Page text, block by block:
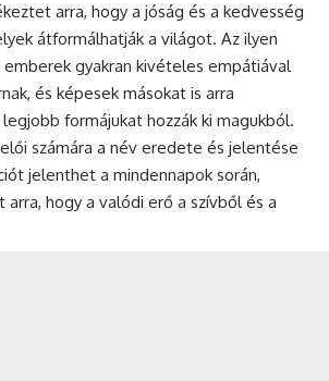
arra, hogy a jóság és a kedvesség
átformálhatják a világot. Az ilyen
gyakran kivételes empátiával
és képesek másokat is arra
formájukat hozzák ki magukból.
számára a név eredete és jelentése
jelenthet a mindennapok során,
hogy a valódi erő a szívből és a